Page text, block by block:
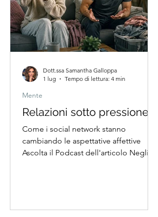
ha dimostrato come l'esercizio fisico
rappresenta
Relazioni sotto pressione
Come i social network stanno
cambiando le aspettative affettive
Ascolta il Podcast dell'articolo Negli
sempre più coppie entrano in crisi e
Mente
Dott.ssa Samantha Galloppa
1 lug
Tempo di lettura: 4 min